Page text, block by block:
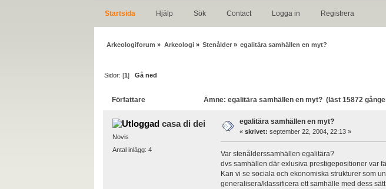
Startsida Hjälp Sök Contact Logga in Registrera
Arkeologiforum » Arkeologi» Stenålder» egalitära samhällen en myt?
Sidor: [1]Gå ned
Författare Ämne: egalitära samhällen en myt? (läst 15872
casa di dei
Novis
Antal inlägg: 4
egalitära samhällen en myt?
« skrivet: september 22, 2004, 22:13 »
Var stenålderssamhällen egalitära?
dvs samhällen där exlusiva prestigepositioner var
Kan vi se sociala och ekonomiska strukturer som
generalisera/klassificera ett samhälle med dess